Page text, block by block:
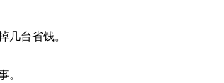
几台省钱。
。